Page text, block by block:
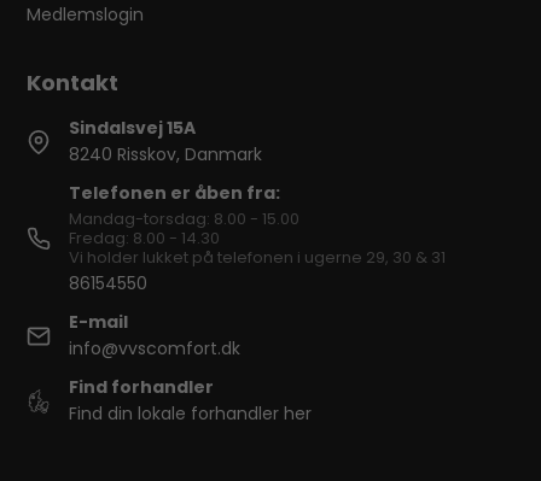
Medlemslogin
Sindalsvej 15A
8240 Risskov, Danmark
Telefonen er åben fra:
Mandag-torsdag: 8.00 - 15.00
Fredag: 8.00 - 14.30
Vi holder lukket på telefonen i ugerne 29, 30 & 31
86154550
E-mail
info@vvscomfort.dk
Find forhandler
Find din lokale forhandler her